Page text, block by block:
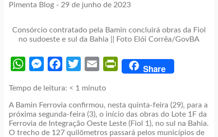
Pimenta Blog - 29 de junho de 2023
Consórcio contratado pela Bamin concluirá obras da Fiol
no sudoeste e sul da Bahia || Foto Elói Corrêa/GovBA
WhatsAppMessengerFacebook
Twitter Email PrintFriendly
Share
Tempo de leitura: < 1 minuto
A Bamin Ferrovia confirmou, nesta quinta-feira (29), para a
próxima segunda-feira (3), o início das obras do Lote 1F da
Ferrovia de Integração Oeste Leste (Fiol 1), no sul na Bahia.
O trecho de 127 quilômetros passará pelos municípios de